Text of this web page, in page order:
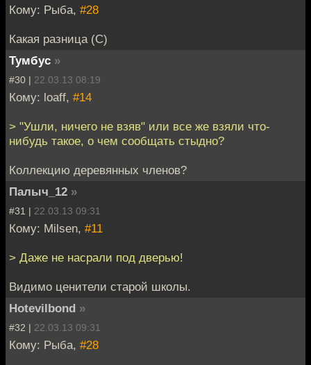
Кому: Рыбa, #28
Какая разница (С)
Тумбус »
#30 | 22.03.13 08:19
Кому: loaff, #14
> "Ушли, ничего не взяв" или все же взяли что-
нибудь такое, о чем сообщать стыдно?
Коллекцию деревянных членов?
Палыч_12 »
#31 | 22.03.13 09:31
Кому: Milsen, #11
> Даже не насрали под дверью!
Видимо ценители старой школы.
Hotevilbond »
#32 | 22.03.13 09:31
Кому: Рыбa, #28